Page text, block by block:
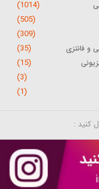
(1014)
(505)
(309)
و فانتزی (35)
(15)
(3)
(1)
کنید :